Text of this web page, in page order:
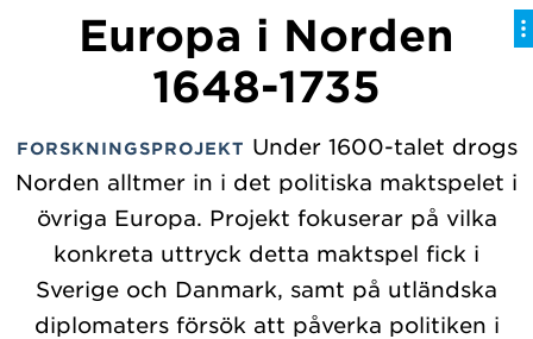
Europa i Norden
1648-1735
FORSKNINGSPROJEKT Under 1600-talet drogs
Norden alltmer in i det politiska maktspelet i
övriga Europa. Projekt fokuserar på vilka
konkreta uttryck detta maktspel fick i
Sverige och Danmark, samt på utländska
diplomaters försök att påverka politiken i